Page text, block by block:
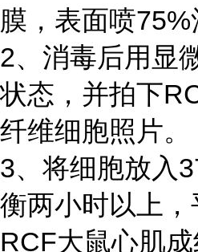
膜，表面喷75%
2、消毒后用显
状态，并拍下
纤维细胞照片。
3、将细胞放入
衡两小时以上
RCF大鼠心肌